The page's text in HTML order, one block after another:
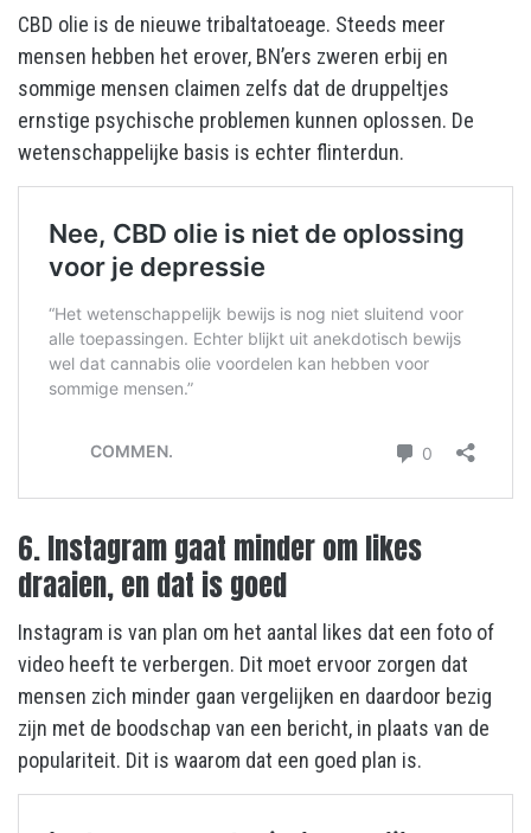
CBD olie is de nieuwe tribaltatoeage. Steeds meer
mensen hebben het erover, BN’ers zweren erbij en
sommige mensen claimen zelfs dat de druppeltjes
ernstige psychische problemen kunnen oplossen. De
wetenschappelijke basis is echter flinterdun.
6. Instagram gaat minder om likes
draaien, en dat is goed
Instagram is van plan om het aantal likes dat een foto of
video heeft te verbergen. Dit moet ervoor zorgen dat
mensen zich minder gaan vergelijken en daardoor bezig
zijn met de boodschap van een bericht, in plaats van de
populariteit. Dit is waarom dat een goed plan is.